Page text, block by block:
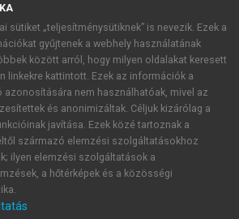
FIÓKKAL
sütiket „teljesítménysütiknek” is nevezik. Ezek a
gyűjtenek a webhely használatának
között arról, hogy milyen oldalakat keresett
linkekre kattintott. Ezek az információk a
azonosítására nem használhatóak, mivel az
és anonimizáltak. Céljuk kizárólag a
javítása. Ezek közé tartoznak a
származó elemzési szolgáltatásokhoz
ilyen elemzési szolgáltatások a
a hőtérképek és a közösségi